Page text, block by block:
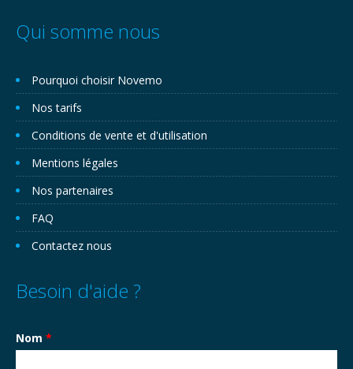
Qui somme nous
Pourquoi choisir Novemo
Nos tarifs
Conditions de vente et d'utilisation
Mentions légales
Nos partenaires
FAQ
Contactez nous
Besoin d'aide ?
Nom *